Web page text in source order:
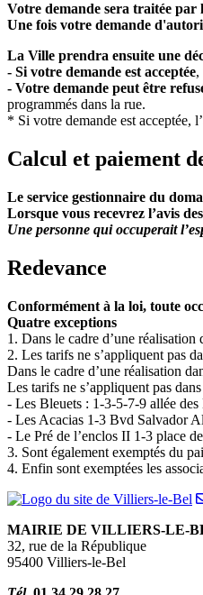
Votre demande sera traitée par
Une fois votre demande
La Ville prendra ensuite une
- Si votre demande est acceptée,
- Votre demande peut être
programmés dans la rue.
* Si votre demande est acceptée,
Calcul et paiement
Le service gestionnaire du
Lorsque vous recevrez l’avis
Une personne qui occuperait
Redevance
Conformément à la loi, toute
Quatre exceptions
1. Dans le cadre d’une
2. Les tarifs ne s’appliquent pas
Dans le cadre d’une réalisation
Les tarifs ne s’appliquent pas
- Les Bleuets : 1-3-5-7-9 allée des
- Les Acacias 1-3 Bvd Salvador
- Le Pré de l’enclos II 1-3 place
3. Sont également exemptés du
4. Enfin sont exemptées les
MAIRIE DE VILLIERS-LE-
32, rue de la République
95400 Villiers-le-Bel